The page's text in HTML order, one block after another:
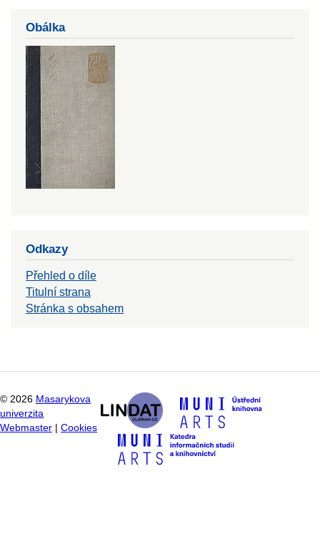
Obálka
Odkazy
Přehled o díle
Titulní strana
Stránka s obsahem
© 2026 Masarykova
univerzita
Webmaster
Cookies